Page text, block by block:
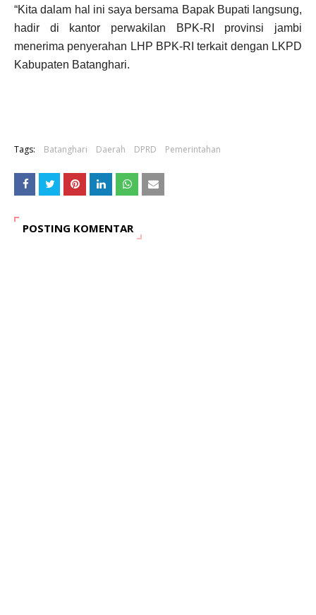
“Kita dalam hal ini saya bersama Bapak Bupati langsung,
hadir di kantor perwakilan BPK-RI provinsi jambi
menerima penyerahan LHP BPK-RI terkait dengan LKPD
Kabupaten Batanghari.
Tags: Batanghari Daerah DPRD Pemerintahan
POSTING KOMENTAR